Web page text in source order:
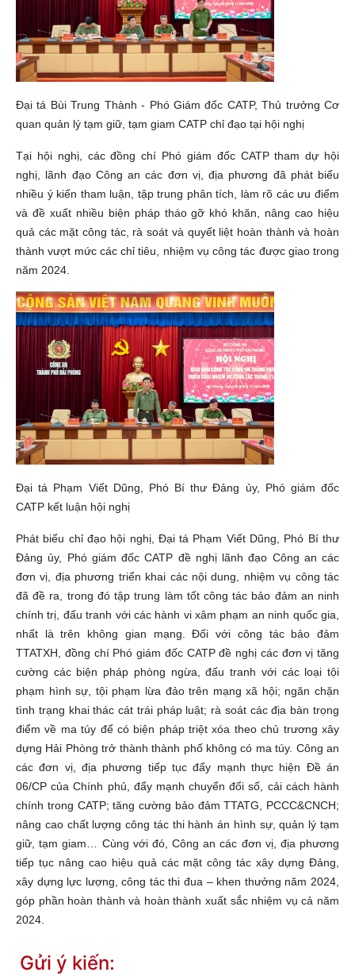
Đại tá Bùi Trung Thành - Phó Giám đốc CATP, Thủ trưởng Cơ
quan quản lý tạm giữ, tạm giam CATP chỉ đạo tại hội nghị
Tại hội nghị, các đồng chí Phó giám đốc CATP tham dự hội
nghị, lãnh đạo Công an các đơn vị, địa phương đã phát biểu
nhiều ý kiến tham luận, tập trung phân tích, làm rõ các ưu điểm
và đề xuất nhiều biện pháp tháo gỡ khó khăn, nâng cao hiệu
quả các mặt công tác, rà soát và quyết liệt hoàn thành và hoàn
thành vượt mức các chỉ tiêu, nhiệm vụ công tác được giao trong
năm 2024.
Đại tá Phạm Viết Dũng, Phó Bí thư Đảng ủy, Phó giám đốc
CATP kết luận hội nghị
Phát biểu chỉ đạo hội nghị, Đại tá Phạm Viết Dũng, Phó Bí thư
Đảng ủy, Phó giám đốc CATP đề nghị lãnh đạo Công an các
đơn vị, địa phương triển khai các nội dung, nhiệm vụ công tác
đã đề ra, trong đó tập trung làm tốt công tác bảo đảm an ninh
chính trị, đấu tranh với các hành vi xâm phạm an ninh quốc gia,
nhất là trên không gian mạng. Đối với công tác bảo đảm
TTATXH, đồng chí Phó giám đốc CATP đề nghị các đơn vị tăng
cường các biện pháp phòng ngừa, đấu tranh với các loại tội
phạm hình sự, tội phạm lừa đảo trên mạng xã hội; ngăn chặn
tình trạng khai thác cát trái pháp luật; rà soát các địa bàn trọng
điểm về ma túy để có biện pháp triệt xóa theo chủ trương xây
dựng Hải Phòng trở thành thành phố không có ma túy. Công an
các đơn vị, địa phương tiếp tục đẩy mạnh thực hiện Đề án
06/CP của Chính phủ, đẩy mạnh chuyển đổi số, cải cách hành
chính trong CATP; tăng cường bảo đảm TTATG, PCCC&CNCH;
nâng cao chất lượng công tác thi hành án hình sự, quản lý tạm
giữ, tạm giam… Cùng với đó, Công an các đơn vị, địa phương
tiếp tục nâng cao hiệu quả các mặt công tác xây dựng Đảng,
xây dựng lực lượng, công tác thi đua – khen thưởng năm 2024,
góp phần hoàn thành và hoàn thành xuất sắc nhiệm vụ cả năm
2024.
Gửi ý kiến: